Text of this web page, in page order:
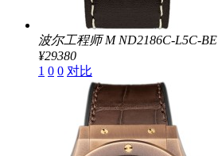
波尔工程师 M ND2186C-L5C-BE
¥29380
1 0 0 对比